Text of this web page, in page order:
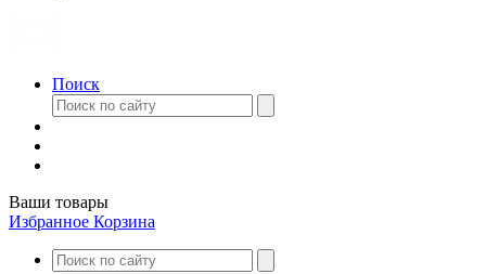
Поиск
Ваши товары
Избранное Корзина